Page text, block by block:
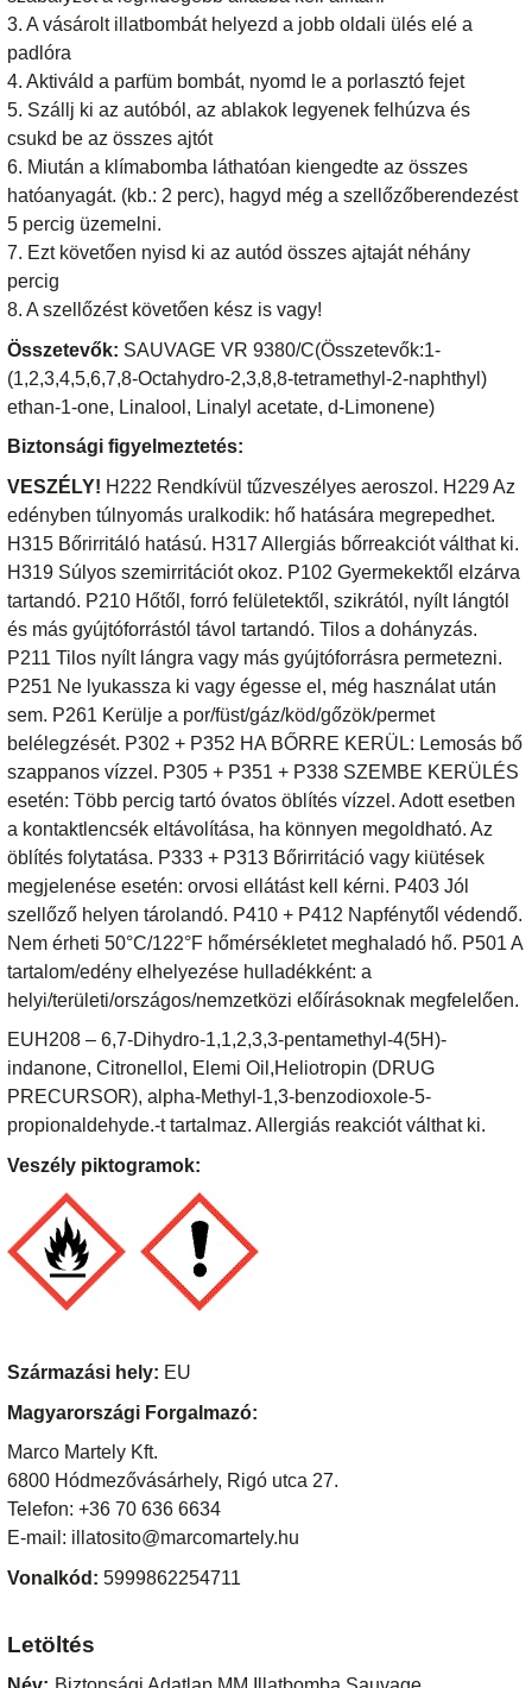
3. A vásárolt illatbombát helyezd a jobb oldali ülés elé a
padlóra
4. Aktiváld a parfüm bombát, nyomd le a porlasztó fejet
5. Szállj ki az autóból, az ablakok legyenek felhúzva és
csukd be az összes ajtót
6. Miután a klímabomba láthatóan kiengedte az összes
hatóanyagát. (kb.: 2 perc), hagyd még a szellőzőberendezést
5 percig üzemelni.
7. Ezt követően nyisd ki az autód összes ajtaját néhány
percig
8. A szellőzést követően kész is vagy!
Összetevők: SAUVAGE VR 9380/C(Összetevők:1-
(1,2,3,4,5,6,7,8-Octahydro-2,3,8,8-tetramethyl-2-naphthyl)
ethan-1-one, Linalool, Linalyl acetate, d-Limonene)
Biztonsági figyelmeztetés:
VESZÉLY! H222 Rendkívül tűzveszélyes aeroszol. H229 Az
edényben túlnyomás uralkodik: hő hatására megrepedhet.
H315 Bőrirritáló hatású. H317 Allergiás bőrreakciót válthat ki.
H319 Súlyos szemirritációt okoz. P102 Gyermekektől elzárva
tartandó. P210 Hőtől, forró felületektől, szikrától, nyílt lángtól
és más gyújtóforrástól távol tartandó. Tilos a dohányzás.
P211 Tilos nyílt lángra vagy más gyújtóforrásra permetezni.
P251 Ne lyukassza ki vagy égesse el, még használat után
sem. P261 Kerülje a por/füst/gáz/köd/gőzök/permet
belélegzését. P302 + P352 HA BŐRRE KERÜL: Lemosás bő
szappanos vízzel. P305 + P351 + P338 SZEMBE KERÜLÉS
esetén: Több percig tartó óvatos öblítés vízzel. Adott esetben
a kontaktlencsék eltávolítása, ha könnyen megoldható. Az
öblítés folytatása. P333 + P313 Bőrirritáció vagy kiütések
megjelenése esetén: orvosi ellátást kell kérni. P403 Jól
szellőző helyen tárolandó. P410 + P412 Napfénytől védendő.
Nem érheti 50°C/122°F hőmérsékletet meghaladó hő. P501 A
tartalom/edény elhelyezése hulladékként: a
helyi/területi/országos/nemzetközi előírásoknak megfelelően.
EUH208 – 6,7-Dihydro-1,1,2,3,3-pentamethyl-4(5H)-
indanone, Citronellol, Elemi Oil,Heliotropin (DRUG
PRECURSOR), alpha-Methyl-1,3-benzodioxole-5-
propionaldehyde.-t tartalmaz. Allergiás reakciót válthat ki.
Veszély piktogramok:
Származási hely: EU
Magyarországi Forgalmazó:
Marco Martely Kft.
6800 Hódmezővásárhely, Rigó utca 27.
Telefon: +36 70 636 6634
E-mail: illatosito@marcomartely.hu
Vonalkód:5999862254711
Letöltés